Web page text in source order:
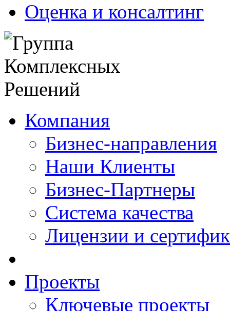
Оценка и консалтинг
Компания
Бизнес-направления
Наши Клиенты
Бизнес-Партнеры
Система качества
Лицензии и
Проекты
Ключевые проекты